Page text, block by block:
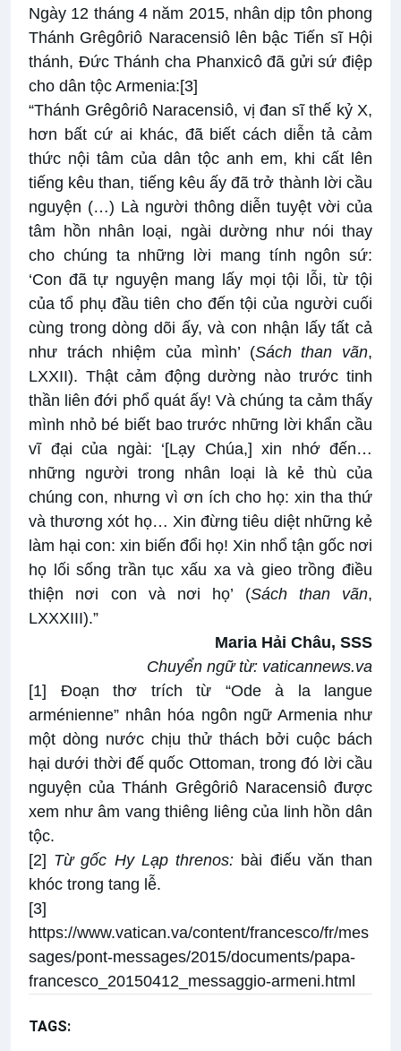
Ngày 12 tháng 4 năm 2015, nhân dịp tôn phong
Thánh Grêgôriô Naracensiô lên bậc Tiến sĩ Hội
thánh, Đức Thánh cha Phanxicô đã gửi sứ điệp
cho dân tộc Armenia:[3]
“Thánh Grêgôriô Naracensiô, vị đan sĩ thế kỷ X,
hơn bất cứ ai khác, đã biết cách diễn tả cảm
thức nội tâm của dân tộc anh em, khi cất lên
tiếng kêu than, tiếng kêu ấy đã trở thành lời cầu
nguyện (…) Là người thông diễn tuyệt vời của
tâm hồn nhân loại, ngài dường như nói thay
cho chúng ta những lời mang tính ngôn sứ:
‘Con đã tự nguyện mang lấy mọi tội lỗi, từ tội
của tổ phụ đầu tiên cho đến tội của người cuối
cùng trong dòng dõi ấy, và con nhận lấy tất cả
như trách nhiệm của mình’ (Sách than vãn,
LXXII). Thật cảm động dường nào trước tinh
thần liên đới phổ quát ấy! Và chúng ta cảm thấy
mình nhỏ bé biết bao trước những lời khẩn cầu
vĩ đại của ngài: ‘[Lạy Chúa,] xin nhớ đến…
những người trong nhân loại là kẻ thù của
chúng con, nhưng vì ơn ích cho họ: xin tha thứ
và thương xót họ… Xin đừng tiêu diệt những kẻ
làm hại con: xin biến đổi họ! Xin nhổ tận gốc nơi
họ lối sống trần tục xấu xa và gieo trồng điều
thiện nơi con và nơi họ’ (Sách than vãn,
LXXXIII).”
Maria Hải Châu, SSS
Chuyển ngữ từ: vaticannews.va
[1] Đoạn thơ trích từ “Ode à la langue
arménienne” nhân hóa ngôn ngữ Armenia như
một dòng nước chịu thử thách bởi cuộc bách
hại dưới thời đế quốc Ottoman, trong đó lời cầu
nguyện của Thánh Grêgôriô Naracensiô được
xem như âm vang thiêng liêng của linh hồn dân
tộc.
[2] Từ gốc Hy Lạp threnos: bài điếu văn than
khóc trong tang lễ.
[3]
https://www.vatican.va/content/francesco/fr/mes
sages/pont-messages/2015/documents/papa-
francesco_20150412_messaggio-armeni.html
TAGS: